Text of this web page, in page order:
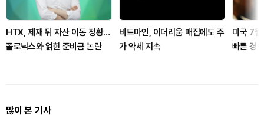
HTX, 제재 뒤 자산 이동 정황…
폴로닉스와 얽힌 준비금 논란
비트마인, 이더리움 매집에도 주
가 약세 지속
미국 7월
빠른 경
많이 본 기사